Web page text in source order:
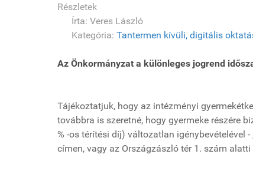
Részletek
Írta: Veres László
Kategória: Tantermen kívüli, digitális
Az Önkormányzat a különleges jogrend
Tájékoztatjuk, hogy az intézményi
továbbra is szeretné, hogy gyermeke részére
% -os térítési díj) változatlan igénybevételével
címen, vagy az Országzászló tér 1. szám